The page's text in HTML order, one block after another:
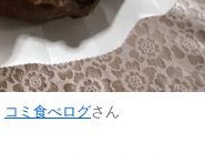
コミ食べログさん